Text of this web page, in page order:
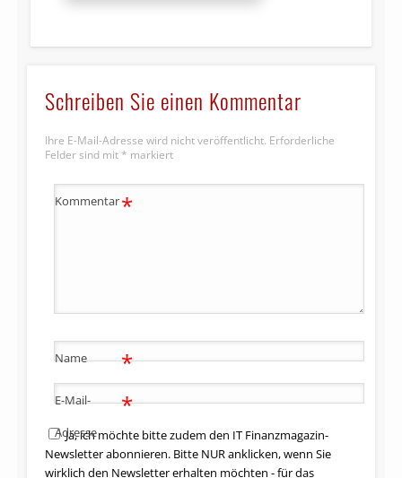
Schreiben Sie einen Kommentar
Ihre E-Mail-Adresse wird nicht veröffentlicht. Erforderliche
Felder sind mit * markiert
Kommentar*
Name *
E-Mail-
Adresse
*
Ja, ich möchte bitte zudem den IT Finanzmagazin-
Newsletter abonnieren. Bitte NUR anklicken, wenn Sie
wirklich den Newsletter erhalten möchten - für das